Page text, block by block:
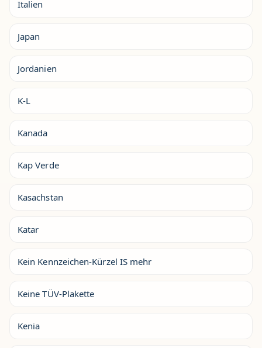
Italien
Japan
Jordanien
K-L
Kanada
Kap Verde
Kasachstan
Katar
Kein Kennzeichen-Kürzel IS mehr
Keine TÜV-Plakette
Kenia